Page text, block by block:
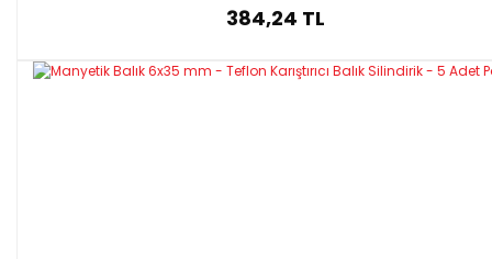
384,24 TL